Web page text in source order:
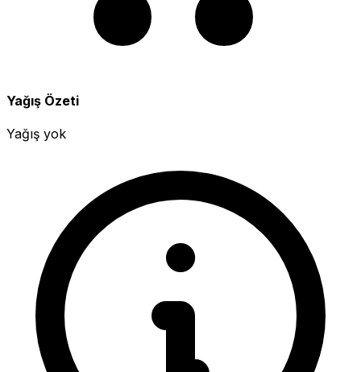
Yağış Özeti
Yağış yok